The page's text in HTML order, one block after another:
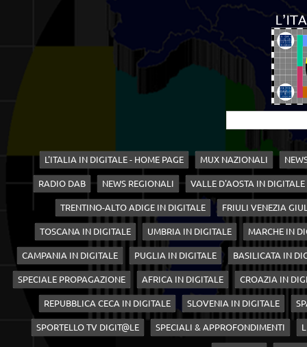
L'ITALIA IN DIGITALE - HOME PAGE MUX NAZIONALI
RADIO DAB NEWS REGIONALI VALLE D'AOSTA IN DIGITALE
TRENTINO-ALTO ADIGE IN DIGITALE FRIULI VENEZIA
TOSCANA IN DIGITALE UMBRIA IN DIGITALE MARCHE IN
CAMPANIA IN DIGITALE PUGLIA IN DIGITALE BASILICATA IN
SPECIALE PROPAGAZIONE AFRICA IN DIGITALE CROAZIA IN
REPUBBLICA CECA IN DIGITALE SLOVENIA IN DIGITALE
SPORTELLO TV DIGIT@LE SPECIALI & APPROFONDIMENTI